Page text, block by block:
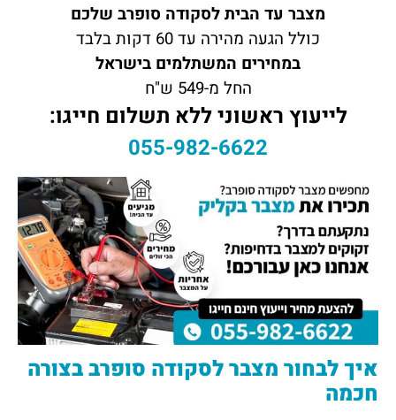
מצבר עד הבית לסקודה סופרב שלכם
כולל הגעה מהירה עד 60 דקות בלבד
במחירים המשתלמים בישראל
החל מ-549 ש"ח
לייעוץ ראשוני ללא תשלום חייגו:
055-982-6622
איך לבחור מצבר לסקודה סופרב בצורה
חכמה